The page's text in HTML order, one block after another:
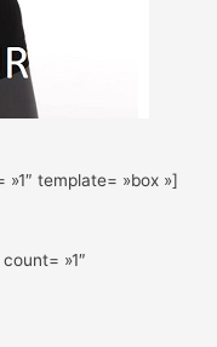
template= »box »]
»1″